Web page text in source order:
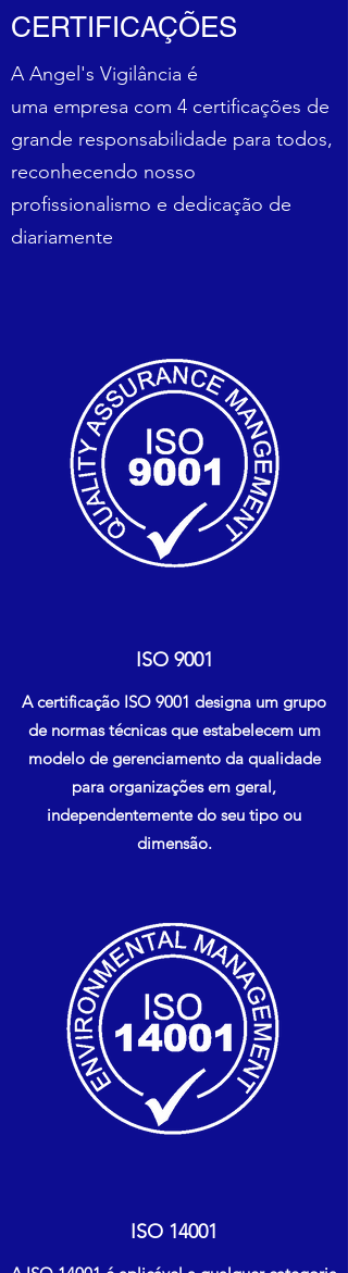
CERTIFICAÇÕES
A Angel's Vigilância é
uma empresa com 4 certificações de
grande responsabilidade para todos,
reconhecendo nosso
profissionalismo e dedicação de
diariamente
ISO 9001
A certificação ISO 9001 designa um grupo
de normas técnicas que estabelecem um
modelo de gerenciamento da qualidade
para organizações em geral,
independentemente do seu tipo ou
dimensão.
ISO 14001